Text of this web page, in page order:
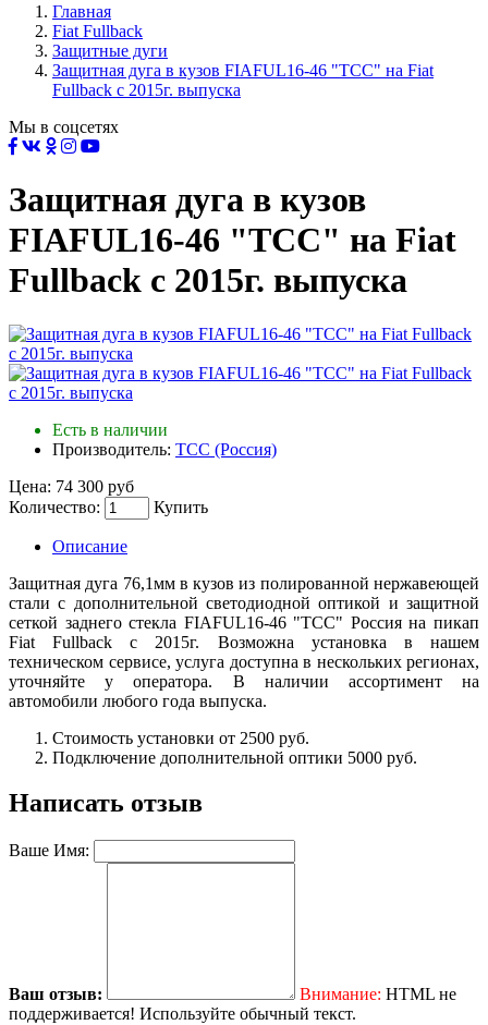
Главная
Fiat Fullback
Защитные дуги
Защитная дуга в кузов FIAFUL16-46 "ТСС" на Fiat
Fullback с 2015г. выпуска
Мы в соцсетях
Защитная дуга в кузов
FIAFUL16-46 "ТСС" на Fiat
Fullback с 2015г. выпуска
Есть в наличии
Производитель: ТСС (Россия)
Цена: 74 300 руб
Количество:
Купить
Описание
Защитная дуга 76,1мм в кузов из полированной нержавеющей
стали с дополнительной светодиодной оптикой и защитной
сеткой заднего стекла FIAFUL16-46 "ТСС" Россия на пикап
Fiat Fullback с 2015г. Возможна установка в нашем
техническом сервисе, услуга доступна в нескольких регионах,
уточняйте у оператора. В наличии ассортимент на
автомобили любого года выпуска.
Стоимость установки от 2500 руб.
Подключение дополнительной оптики 5000 руб.
Написать отзыв
Ваше Имя:
Ваш отзыв: Внимание: HTML не
поддерживается! Используйте обычный текст.